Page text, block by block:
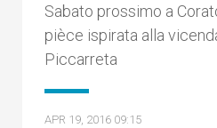
Sabato prossimo a
pièce ispirata alla
Piccarreta
APR 19, 2016 09:15